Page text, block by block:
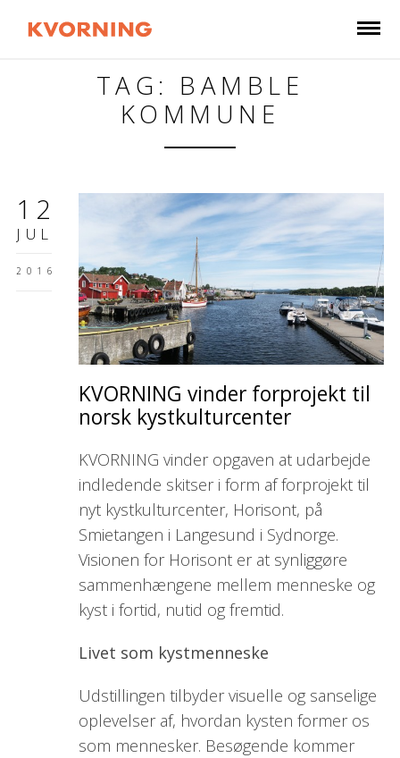
TAG: BAMBLE
KOMMUNE
12
JUL
2016
KVORNING vinder forprojekt til
norsk kystkulturcenter
KVORNING vinder opgaven at udarbejde
indledende skitser i form af forprojekt til
nyt kystkulturcenter, Horisont, på
Smietangen i Langesund i Sydnorge.
Visionen for Horisont er at synliggøre
sammenhængene mellem menneske og
kyst i fortid, nutid og fremtid.
Livet som kystmenneske
Udstillingen tilbyder visuelle og sanselige
oplevelser af, hvordan kysten former os
som mennesker. Besøgende kommer